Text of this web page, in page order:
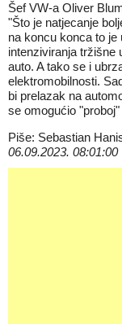
Šef VW-a Oliver
"Što je natjecanje
na koncu konca to
intenziviranja tržišne
auto. A tako se i
elektromobilnosti.
bi prelazak na
se omogućio
Piše: Sebastian
06.09.2023. 08:01:00